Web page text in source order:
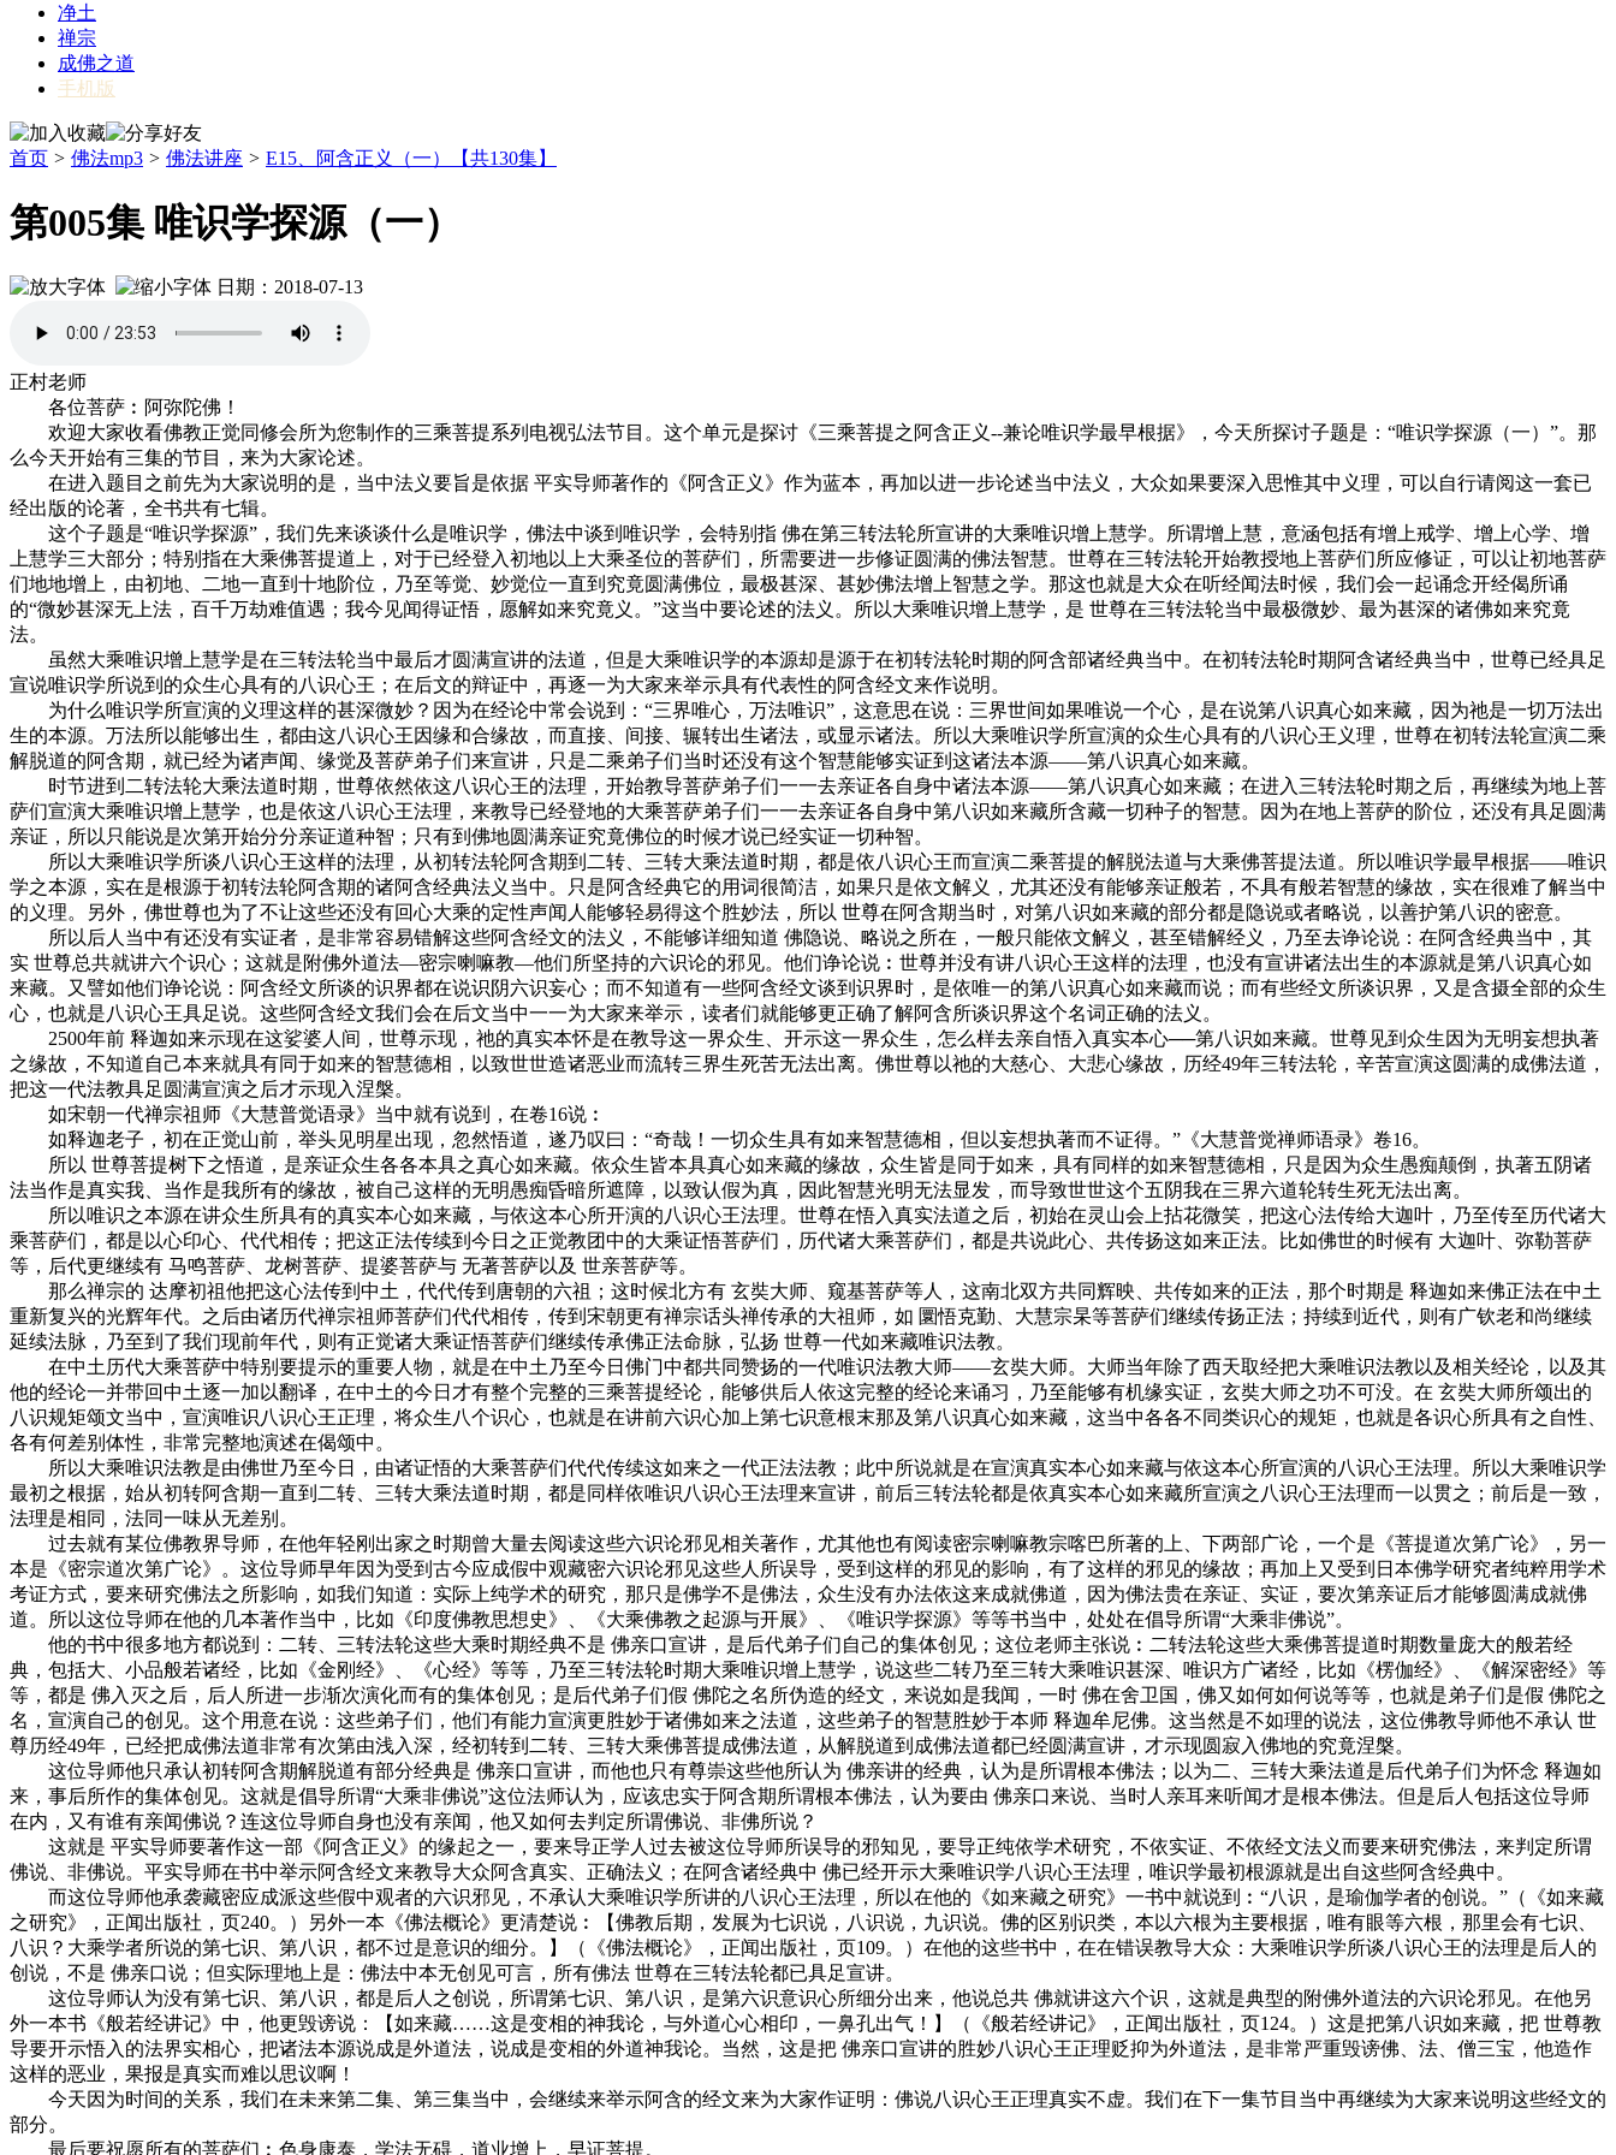
净土
禅宗
成佛之道
手机版
首页 > 佛法mp3 > 佛法讲座 > E15、阿含正义（一）【共130集】
第005集 唯识学探源（一）
日期：2018-07-13
正村老师
各位菩萨︰阿弥陀佛！
欢迎大家收看佛教正觉同修会所为您制作的三乘菩提系列电视弘法节目。这个单元是探讨《三乘菩提之阿含正义--兼论唯识学最早根据》，今天所探讨子题是：“唯识学探源（一）”。那
么今天开始有三集的节目，来为大家论述。
在进入题目之前先为大家说明的是，当中法义要旨是依据 平实导师著作的《阿含正义》作为蓝本，再加以进一步论述当中法义，大众如果要深入思惟其中义理，可以自行请阅这一套已
经出版的论著，全书共有七辑。
这个子题是“唯识学探源”，我们先来谈谈什么是唯识学，佛法中谈到唯识学，会特别指 佛在第三转法轮所宣讲的大乘唯识增上慧学。所谓增上慧，意涵包括有增上戒学、增上心学、增
上慧学三大部分；特别指在大乘佛菩提道上，对于已经登入初地以上大乘圣位的菩萨们，所需要进一步修证圆满的佛法智慧。世尊在三转法轮开始教授地上菩萨们所应修证，可以让初地菩萨
们地地增上，由初地、二地一直到十地阶位，乃至等觉、妙觉位一直到究竟圆满佛位，最极甚深、甚妙佛法增上智慧之学。那这也就是大众在听经闻法时候，我们会一起诵念开经偈所诵
的“微妙甚深无上法，百千万劫难值遇；我今见闻得证悟，愿解如来究竟义。”这当中要论述的法义。所以大乘唯识增上慧学，是 世尊在三转法轮当中最极微妙、最为甚深的诸佛如来究竟
法。
虽然大乘唯识增上慧学是在三转法轮当中最后才圆满宣讲的法道，但是大乘唯识学的本源却是源于在初转法轮时期的阿含部诸经典当中。在初转法轮时期阿含诸经典当中，世尊已经具足
宣说唯识学所说到的众生心具有的八识心王；在后文的辩证中，再逐一为大家来举示具有代表性的阿含经文来作说明。
为什么唯识学所宣演的义理这样的甚深微妙？因为在经论中常会说到：“三界唯心，万法唯识”，这意思在说：三界世间如果唯说一个心，是在说第八识真心如来藏，因为祂是一切万法出
生的本源。万法所以能够出生，都由这八识心王因缘和合缘故，而直接、间接、辗转出生诸法，或显示诸法。所以大乘唯识学所宣演的众生心具有的八识心王义理，世尊在初转法轮宣演二乘
解脱道的阿含期，就已经为诸声闻、缘觉及菩萨弟子们来宣讲，只是二乘弟子们当时还没有这个智慧能够实证到这诸法本源——第八识真心如来藏。
时节进到二转法轮大乘法道时期，世尊依然依这八识心王的法理，开始教导菩萨弟子们一一去亲证各自身中诸法本源——第八识真心如来藏；在进入三转法轮时期之后，再继续为地上菩
萨们宣演大乘唯识增上慧学，也是依这八识心王法理，来教导已经登地的大乘菩萨弟子们一一去亲证各自身中第八识如来藏所含藏一切种子的智慧。因为在地上菩萨的阶位，还没有具足圆满
亲证，所以只能说是次第开始分分亲证道种智；只有到佛地圆满亲证究竟佛位的时候才说已经实证一切种智。
所以大乘唯识学所谈八识心王这样的法理，从初转法轮阿含期到二转、三转大乘法道时期，都是依八识心王而宣演二乘菩提的解脱法道与大乘佛菩提法道。所以唯识学最早根据——唯识
学之本源，实在是根源于初转法轮阿含期的诸阿含经典法义当中。只是阿含经典它的用词很简洁，如果只是依文解义，尤其还没有能够亲证般若，不具有般若智慧的缘故，实在很难了解当中
的义理。另外，佛世尊也为了不让这些还没有回心大乘的定性声闻人能够轻易得这个胜妙法，所以 世尊在阿含期当时，对第八识如来藏的部分都是隐说或者略说，以善护第八识的密意。
所以后人当中有还没有实证者，是非常容易错解这些阿含经文的法义，不能够详细知道 佛隐说、略说之所在，一般只能依文解义，甚至错解经义，乃至去诤论说：在阿含经典当中，其
实 世尊总共就讲六个识心；这就是附佛外道法—密宗喇嘛教—他们所坚持的六识论的邪见。他们诤论说︰世尊并没有讲八识心王这样的法理，也没有宣讲诸法出生的本源就是第八识真心如
来藏。又譬如他们诤论说：阿含经文所谈的识界都在说识阴六识妄心；而不知道有一些阿含经文谈到识界时，是依唯一的第八识真心如来藏而说；而有些经文所谈识界，又是含摄全部的众生
心，也就是八识心王具足说。这些阿含经文我们会在后文当中一一为大家来举示，读者们就能够更正确了解阿含所谈识界这个名词正确的法义。
2500年前 释迦如来示现在这娑婆人间，世尊示现，祂的真实本怀是在教导这一界众生、开示这一界众生，怎么样去亲自悟入真实本心──第八识如来藏。世尊见到众生因为无明妄想执著
之缘故，不知道自己本来就具有同于如来的智慧德相，以致世世造诸恶业而流转三界生死苦无法出离。佛世尊以祂的大慈心、大悲心缘故，历经49年三转法轮，辛苦宣演这圆满的成佛法道，
把这一代法教具足圆满宣演之后才示现入涅槃。
如宋朝一代禅宗祖师《大慧普觉语录》当中就有说到，在卷16说︰
如释迦老子，初在正觉山前，举头见明星出现，忽然悟道，遂乃叹曰：“奇哉！一切众生具有如来智慧德相，但以妄想执著而不证得。”《大慧普觉禅师语录》卷16。
所以 世尊菩提树下之悟道，是亲证众生各各本具之真心如来藏。依众生皆本具真心如来藏的缘故，众生皆是同于如来，具有同样的如来智慧德相，只是因为众生愚痴颠倒，执著五阴诸
法当作是真实我、当作是我所有的缘故，被自己这样的无明愚痴昏暗所遮障，以致认假为真，因此智慧光明无法显发，而导致世世这个五阴我在三界六道轮转生死无法出离。
所以唯识之本源在讲众生所具有的真实本心如来藏，与依这本心所开演的八识心王法理。世尊在悟入真实法道之后，初始在灵山会上拈花微笑，把这心法传给大迦叶，乃至传至历代诸大
乘菩萨们，都是以心印心、代代相传；把这正法传续到今日之正觉教团中的大乘证悟菩萨们，历代诸大乘菩萨们，都是共说此心、共传扬这如来正法。比如佛世的时候有 大迦叶、弥勒菩萨
等，后代更继续有 马鸣菩萨、龙树菩萨、提婆菩萨与 无著菩萨以及 世亲菩萨等。
那么禅宗的 达摩初祖他把这心法传到中土，代代传到唐朝的六祖；这时候北方有 玄奘大师、窥基菩萨等人，这南北双方共同辉映、共传如来的正法，那个时期是 释迦如来佛正法在中土
重新复兴的光辉年代。之后由诸历代禅宗祖师菩萨们代代相传，传到宋朝更有禅宗话头禅传承的大祖师，如 圜悟克勤、大慧宗杲等菩萨们继续传扬正法；持续到近代，则有广钦老和尚继续
延续法脉，乃至到了我们现前年代，则有正觉诸大乘证悟菩萨们继续传承佛正法命脉，弘扬 世尊一代如来藏唯识法教。
在中土历代大乘菩萨中特别要提示的重要人物，就是在中土乃至今日佛门中都共同赞扬的一代唯识法教大师——玄奘大师。大师当年除了西天取经把大乘唯识法教以及相关经论，以及其
他的经论一并带回中土逐一加以翻译，在中土的今日才有整个完整的三乘菩提经论，能够供后人依这完整的经论来诵习，乃至能够有机缘实证，玄奘大师之功不可没。在 玄奘大师所颂出的
八识规矩颂文当中，宣演唯识八识心王正理，将众生八个识心，也就是在讲前六识心加上第七识意根末那及第八识真心如来藏，这当中各各不同类识心的规矩，也就是各识心所具有之自性、
各有何差别体性，非常完整地演述在偈颂中。
所以大乘唯识法教是由佛世乃至今日，由诸证悟的大乘菩萨们代代传续这如来之一代正法法教；此中所说就是在宣演真实本心如来藏与依这本心所宣演的八识心王法理。所以大乘唯识学
最初之根据，始从初转阿含期一直到二转、三转大乘法道时期，都是同样依唯识八识心王法理来宣讲，前后三转法轮都是依真实本心如来藏所宣演之八识心王法理而一以贯之；前后是一致，
法理是相同，法同一味从无差别。
过去就有某位佛教界导师，在他年轻刚出家之时期曾大量去阅读这些六识论邪见相关著作，尤其他也有阅读密宗喇嘛教宗喀巴所著的上、下两部广论，一个是《菩提道次第广论》，另一
本是《密宗道次第广论》。这位导师早年因为受到古今应成假中观藏密六识论邪见这些人所误导，受到这样的邪见的影响，有了这样的邪见的缘故；再加上又受到日本佛学研究者纯粹用学术
考证方式，要来研究佛法之所影响，如我们知道：实际上纯学术的研究，那只是佛学不是佛法，众生没有办法依这来成就佛道，因为佛法贵在亲证、实证，要次第亲证后才能够圆满成就佛
道。所以这位导师在他的几本著作当中，比如《印度佛教思想史》、《大乘佛教之起源与开展》、《唯识学探源》等等书当中，处处在倡导所谓“大乘非佛说”。
他的书中很多地方都说到：二转、三转法轮这些大乘时期经典不是 佛亲口宣讲，是后代弟子们自己的集体创见；这位老师主张说︰二转法轮这些大乘佛菩提道时期数量庞大的般若经
典，包括大、小品般若诸经，比如《金刚经》、《心经》等等，乃至三转法轮时期大乘唯识增上慧学，说这些二转乃至三转大乘唯识甚深、唯识方广诸经，比如《楞伽经》、《解深密经》等
等，都是 佛入灭之后，后人所进一步渐次演化而有的集体创见；是后代弟子们假 佛陀之名所伪造的经文，来说如是我闻，一时 佛在舍卫国，佛又如何如何说等等，也就是弟子们是假 佛陀之
名，宣演自己的创见。这个用意在说：这些弟子们，他们有能力宣演更胜妙于诸佛如来之法道，这些弟子的智慧胜妙于本师 释迦牟尼佛。这当然是不如理的说法，这位佛教导师他不承认 世
尊历经49年，已经把成佛法道非常有次第由浅入深，经初转到二转、三转大乘佛菩提成佛法道，从解脱道到成佛法道都已经圆满宣讲，才示现圆寂入佛地的究竟涅槃。
这位导师他只承认初转阿含期解脱道有部分经典是 佛亲口宣讲，而他也只有尊崇这些他所认为 佛亲讲的经典，认为是所谓根本佛法；以为二、三转大乘法道是后代弟子们为怀念 释迦如
来，事后所作的集体创见。这就是倡导所谓“大乘非佛说”这位法师认为，应该忠实于阿含期所谓根本佛法，认为要由 佛亲口来说、当时人亲耳来听闻才是根本佛法。但是后人包括这位导师
在内，又有谁有亲闻佛说？连这位导师自身也没有亲闻，他又如何去判定所谓佛说、非佛所说？
这就是 平实导师要著作这一部《阿含正义》的缘起之一，要来导正学人过去被这位导师所误导的邪知见，要导正纯依学术研究，不依实证、不依经文法义而要来研究佛法，来判定所谓
佛说、非佛说。平实导师在书中举示阿含经文来教导大众阿含真实、正确法义；在阿含诸经典中 佛已经开示大乘唯识学八识心王法理，唯识学最初根源就是出自这些阿含经典中。
而这位导师他承袭藏密应成派这些假中观者的六识邪见，不承认大乘唯识学所讲的八识心王法理，所以在他的《如来藏之研究》一书中就说到︰“八识，是瑜伽学者的创说。”（《如来藏
之研究》，正闻出版社，页240。）另外一本《佛法概论》更清楚说︰【佛教后期，发展为七识说，八识说，九识说。佛的区别识类，本以六根为主要根据，唯有眼等六根，那里会有七识、
八识？大乘学者所说的第七识、第八识，都不过是意识的细分。】（《佛法概论》，正闻出版社，页109。）在他的这些书中，在在错误教导大众：大乘唯识学所谈八识心王的法理是后人的
创说，不是 佛亲口说；但实际理地上是：佛法中本无创见可言，所有佛法 世尊在三转法轮都已具足宣讲。
这位导师认为没有第七识、第八识，都是后人之创说，所谓第七识、第八识，是第六识意识心所细分出来，他说总共 佛就讲这六个识，这就是典型的附佛外道法的六识论邪见。在他另
外一本书《般若经讲记》中，他更毁谤说：【如来藏……这是变相的神我论，与外道心心相印，一鼻孔出气！】（《般若经讲记》，正闻出版社，页124。）这是把第八识如来藏，把 世尊教
导要开示悟入的法界实相心，把诸法本源说成是外道法，说成是变相的外道神我论。当然，这是把 佛亲口宣讲的胜妙八识心王正理贬抑为外道法，是非常严重毁谤佛、法、僧三宝，他造作
这样的恶业，果报是真实而难以思议啊！
今天因为时间的关系，我们在未来第二集、第三集当中，会继续来举示阿含的经文来为大家作证明：佛说八识心王正理真实不虚。我们在下一集节目当中再继续为大家来说明这些经文的
部分。
最后要祝愿所有的菩萨们︰色身康泰，学法无碍，道业增上，早证菩提。